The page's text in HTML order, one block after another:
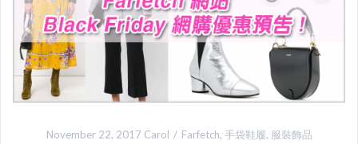
November 22, 2017 Carol Farfetch, 手袋鞋履, 服裝飾品